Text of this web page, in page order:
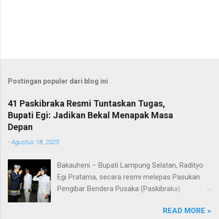
Postingan populer dari blog ini
41 Paskibraka Resmi Tuntaskan Tugas,
Bupati Egi: Jadikan Bekal Menapak Masa
Depan
-Agustus 18, 2025
Bakauheni – Bupati Lampung Selatan, Radityo
Egi Pratama, secara resmi melepas Pasukan
Pengibar Bendera Pusaka (Paskibraka)
Pelepasan dilakukan usai upacara penurunan
READ MORE »